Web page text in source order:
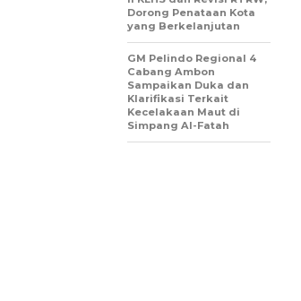
Dorong Penataan Kota
yang Berkelanjutan
GM Pelindo Regional 4
Cabang Ambon
Sampaikan Duka dan
Klarifikasi Terkait
Kecelakaan Maut di
Simpang Al-Fatah